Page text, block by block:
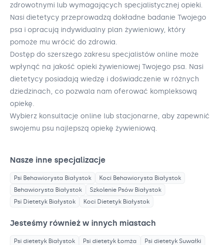
zdrowotnymi lub wymagających specjalistycznej opieki.
Nasi dietetycy przeprowadzą dokładne badanie Twojego
psa i opracują indywidualny plan żywieniowy, który
pomoże mu wrócić do zdrowia.
Dostęp do szerszego zakresu specjalistów online może
wpłynąć na jakość opieki żywieniowej Twojego psa. Nasi
dietetycy posiadają wiedzę i doświadczenie w różnych
dziedzinach, co pozwala nam oferować kompleksową
opiekę.
Wybierz konsultacje online lub stacjonarne, aby zapewnić
swojemu psu najlepszą opiekę żywieniową.
Nasze inne specjalizacje
Psi Behawiorysta Białystok Koci Behawiorysta Białystok
Behawiorysta Białystok Szkolenie Psów Białystok
Psi Dietetyk Białystok Koci Dietetyk Białystok
Jesteśmy również w innych miastach
Psi dietetyk Białystok Psi dietetyk Łomża Psi dietetyk Suwałki